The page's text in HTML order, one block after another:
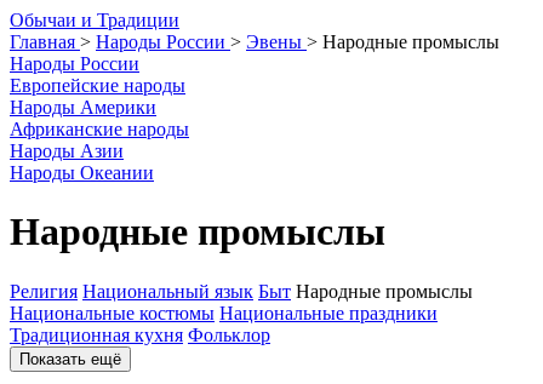
Обычаи и Традиции
Главная > Народы России > Эвены > Народные промыслы
Народы России
Европейские народы
Народы Америки
Африканские народы
Народы Азии
Народы Океании
Народные промыслы
Религия Национальный язык Быт Народные промыслы
Национальные костюмы Национальные праздники
Традиционная кухня Фольклор
Показать ещё